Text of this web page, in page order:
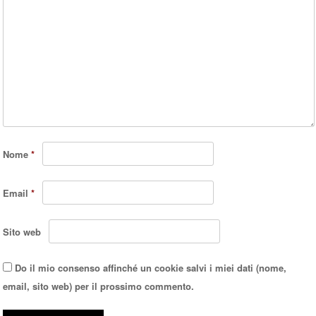
Nome*
Email*
Sito web
Do il mio consenso affinché un cookie salvi i miei dati (nome,
email, sito web) per il prossimo commento.